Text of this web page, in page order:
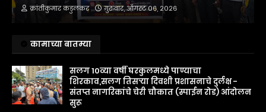
क्रांतीकुमार कडुलकर गुरुवार, ऑगस्ट ०६, २०२६
कामाच्या बातम्या
सलग 10व्या वर्षी घरकुलमध्ये पाण्याचा
शिरकाव,सलग तिसऱ्या दिवशी प्रशासनाचे दुर्लक्ष -
संतप्त नागरिकांचे चेरी चौकात (स्पाईन रोड) आंदोलन
सुरू